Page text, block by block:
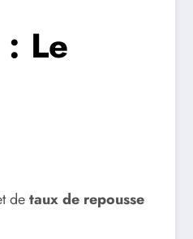
Le
detaux de repousse